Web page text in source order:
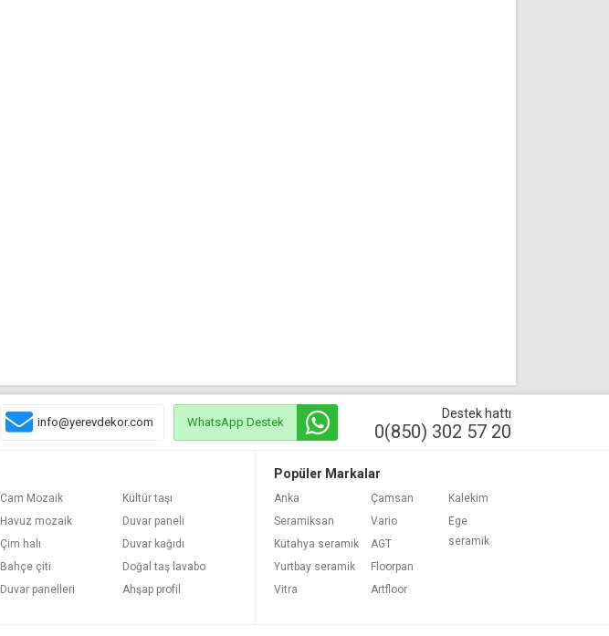
info@yerevdekor.com WhatsApp Destek
Destek hattı
0(850) 302 57 20
Cam Mozaik
Havuz mozaik
Çim halı
Bahçe çiti
Duvar panelleri
Kültür taşı
Duvar paneli
Duvar kağıdı
Doğal taş lavabo
Ahşap profil
Popüler Markalar
Anka
Seramiksan
Kütahya seramik
Yurtbay seramik
Vitra
Çamsan
Vario
AGT
Floorpan
Artfloor
Kalekim
Ege
seramik